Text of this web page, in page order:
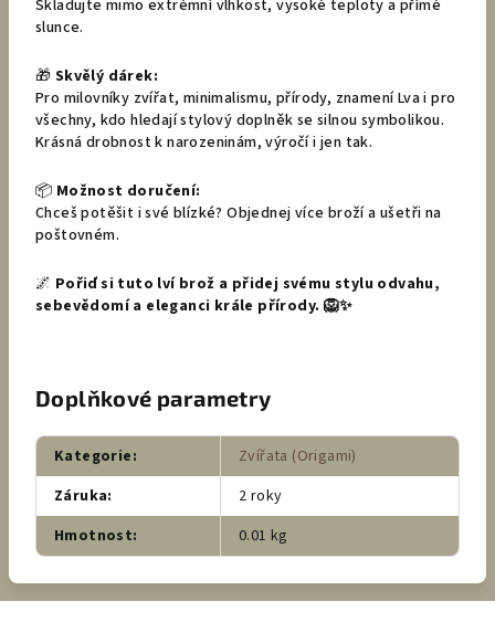
Skladujte mimo extrémní vlhkost, vysoké teploty a přímé
slunce.
🎁 Skvělý dárek:
Pro milovníky zvířat, minimalismu, přírody, znamení Lva i pro
všechny, kdo hledají stylový doplněk se silnou symbolikou.
Krásná drobnost k narozeninám, výročí i jen tak.
📦 Možnost doručení:
Chceš potěšit i své blízké? Objednej více broží a ušetři na
poštovném.
🌌 Pořiď si tuto lví brož a přidej svému stylu odvahu,
sebevědomí a eleganci krále přírody. 🦁✨
Doplňkové parametry
Kategorie:
Zvířata (Origami)
Záruka:
2 roky
Hmotnost: 0.01 kg